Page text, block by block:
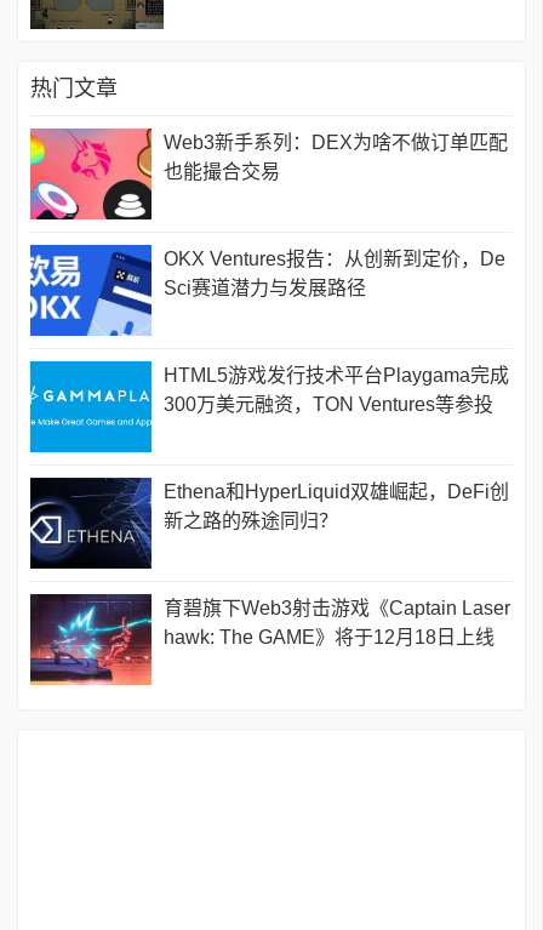
热门文章
Web3新手系列：DEX为啥不做订单匹配
也能撮合交易
OKX Ventures报告：从创新到定价，De
Sci赛道潜力与发展路径
HTML5游戏发行技术平台Playgama完成
300万美元融资，TON Ventures等参投
Ethena和HyperLiquid双雄崛起，DeFi创
新之路的殊途同归？
育碧旗下Web3射击游戏《Captain Laser
hawk: The GAME》将于12月18日上线